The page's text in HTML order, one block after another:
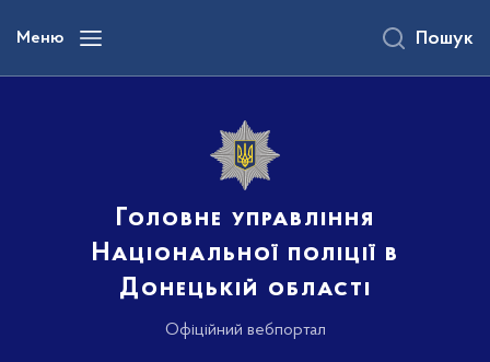
вмісту
Меню
Головне управління
Національної поліції в
Донецькій області
Офіційний вебпортал
Пошук